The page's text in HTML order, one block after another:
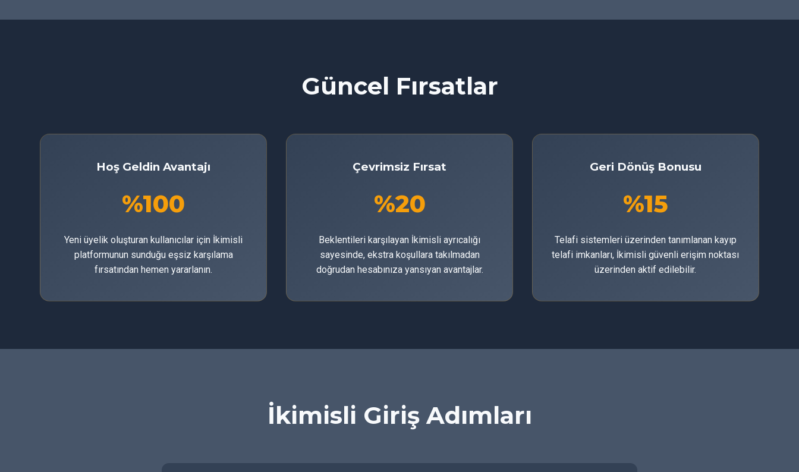
Güncel Fırsatlar
Hoş Geldin Avantajı
%100
Yeni üyelik oluşturan kullanıcılar için İkimisli
platformunun sunduğu eşsiz karşılama
fırsatından hemen yararlanın.
Çevrimsiz Fırsat
%20
Beklentileri karşılayan İkimisli ayrıcalığı
sayesinde, ekstra koşullara takılmadan
doğrudan hesabınıza yansıyan avantajlar.
Geri Dönüş Bonusu
%15
Telafi sistemleri üzerinden tanımlanan kayıp
telafi imkanları, İkimisli güvenli erişim noktası
üzerinden aktif edilebilir.
İkimisli Giriş Adımları